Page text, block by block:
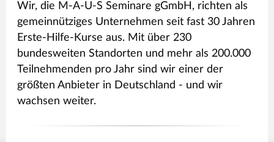
Wir, die M-A-U-S Seminare gGmbH, richten als
gemeinnütziges Unternehmen seit fast 30 Jahren
Erste-Hilfe-Kurse aus. Mit über 230
bundesweiten Standorten und mehr als 200.000
Teilnehmenden pro Jahr sind wir einer der
größten Anbieter in Deutschland - und wir
wachsen weiter.